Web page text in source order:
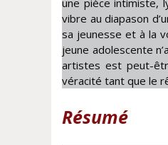
une pièce intimiste,
vibre au diapason
sa jeunesse et à la
jeune adolescente
artistes est peut-
véracité tant que le
Résumé